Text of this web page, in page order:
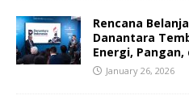
Rencana
Danantara
Energi,
January 26, 2026